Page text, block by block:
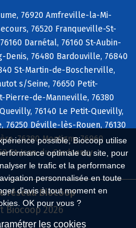
possible, Biocoop utilise
optimale du site, pour
le trafic et la performance
personnalisée en toute
d'avis à tout moment en
OK pour vous ?
les cookies
76920 Amfreville-la-Mi-
76520 Franqueville-St-
Darnétal, 76160 St-Aubin-
Denis, 76480 Bardouville, 76840
St-Martin-de-Boscherville,
s/Seine, 76650 Petit-
Pierre-de-Manneville, 76380
76140 Le Petit-Quevilly,
76250 Déville-lès-Rouen, 76130
76380 Montigny, 76960
St-Jean-du-Cardonnay
réseau Biocoop
Biocoop 2026